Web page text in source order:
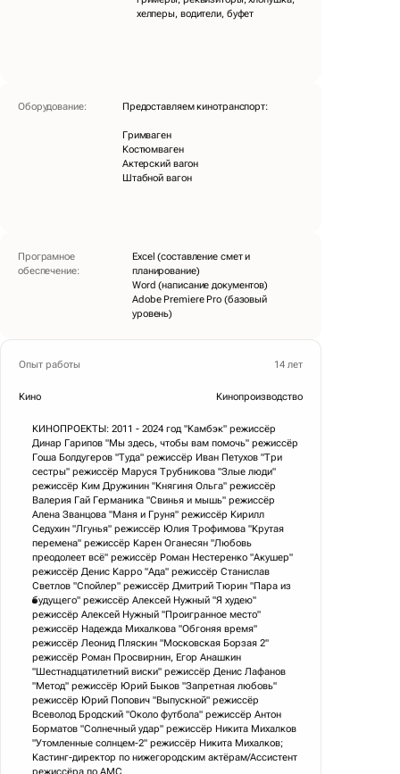
хелперы, водители, буфет
Оборудование: Предоставляем кинотранспорт:
Гримваген
Костюмваген
Актерский вагон
Штабной вагон
Програмное
обеспечение:
Excel (составление смет и
планирование)
Word (написание документов)
Adobe Premiere Pro (базовый
уровень)
Опыт работы 14 лет
Кино Кинопроизводство
КИНОПРОЕКТЫ: 2011 - 2024 год "Камбэк" режиссёр
Динар Гарипов "Мы здесь, чтобы вам помочь" режиссёр
Гоша Болдугеров "Туда" режиссёр Иван Петухов "Три
сестры" режиссёр Маруся Трубникова "Злые люди"
режиссёр Ким Дружинин "Княгиня Ольга" режиссёр
Валерия Гай Германика "Свинья и мышь" режиссёр
Алена Званцова "Маня и Груня" режиссёр Кирилл
Седухин "Лгунья" режиссёр Юлия Трофимова "Крутая
перемена" режиссёр Карен Оганесян "Любовь
преодолеет всё" режиссёр Роман Нестеренко "Акушер"
режиссёр Денис Карро "Ада" режиссёр Станислав
Светлов "Спойлер" режиссёр Дмитрий Тюрин "Пара из
будущего" режиссёр Алексей Нужный "Я худею"
режиссёр Алексей Нужный "Проигранное место"
режиссёр Надежда Михалкова "Обгоняя время"
режиссёр Леонид Пляскин "Московская Борзая 2"
режиссёр Роман Просвирнин, Егор Анашкин
"Шестнадцатилетний виски" режиссёр Денис Лафанов
"Метод" режиссёр Юрий Быков "Запретная любовь"
режиссёр Юрий Попович "Выпускной" режиссёр
Всеволод Бродский "Около футбола" режиссёр Антон
Борматов "Солнечный удар" режиссёр Никита Михалков
"Утомленные солнцем-2" режиссёр Никита Михалков;
Кастинг-директор по нижегородским актёрам/Ассистент